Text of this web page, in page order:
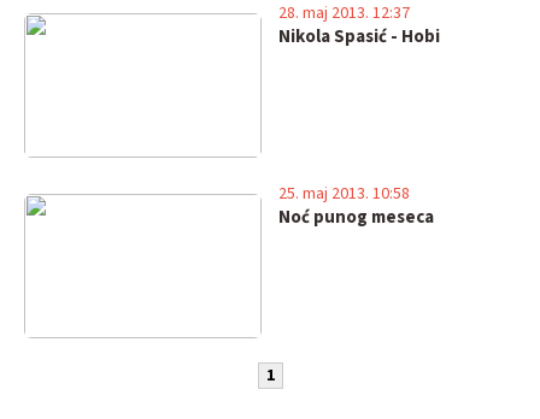
Nikola Spasić - Hobi
28. maj 2013. 12:37
Noć punog meseca
25. maj 2013. 10:58
1